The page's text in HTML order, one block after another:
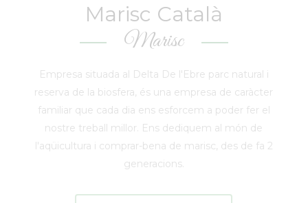
Marisc Català
Marisc
Empresa situada al Delta De l'Ebre parc natural i
reserva de la biosfera, és una empresa de caràcter
familiar que cada dia ens esforcem a poder fer el
nostre treball millor. Ens dediquem al món de
l'aqüicultura i comprar-bena de marisc, des de fa 2
generacions.